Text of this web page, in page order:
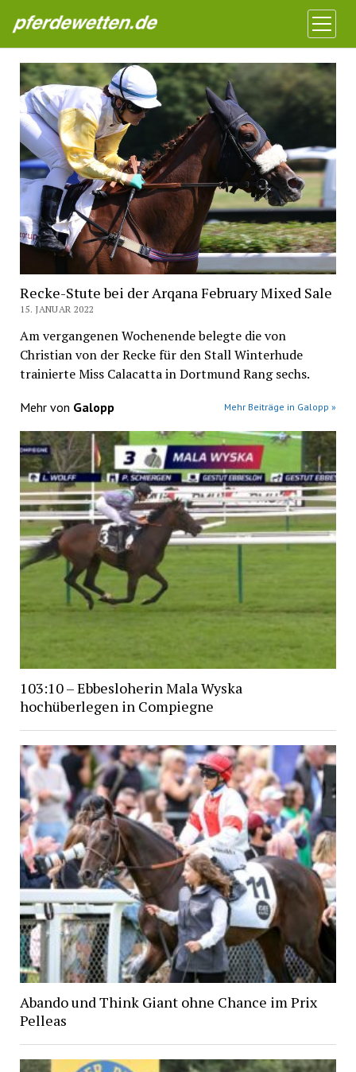
Pferdewetten News
Menü
öffnen
Recke-Stute bei der Arqana February Mixed Sale
15. JANUAR 2022
Am vergangenen Wochenende belegte die von
Christian von der Recke für den Stall Winterhude
trainierte Miss Calacatta in Dortmund Rang sechs.
Mehr von Galopp Mehr Beiträge in Galopp »
103:10 – Ebbesloherin Mala Wyska
hochüberlegen in Compiegne
Abando und Think Giant ohne Chance im Prix
Pelleas